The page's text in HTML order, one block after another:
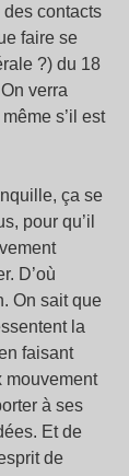
contacts
faire se
?) du 18
verra
s’il est
ça se
pour qu’il
D’où
On sait que
la
faisant
mouvement
à ses
Et de
de